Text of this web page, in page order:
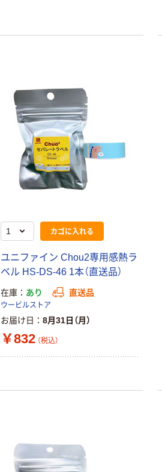
カゴに入れる
ユニファイン Chou2専用感熱ラ
ベル HS-DS-46 1本（直送品）
在庫 あり 直送品
ウービルストア
お届け日 8月31日（月）
￥832 （税込）